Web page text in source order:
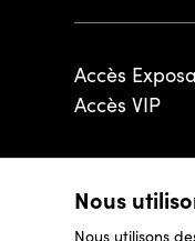
Nous
Nous utilisons
Accès
Accès VIP
© 2026 -